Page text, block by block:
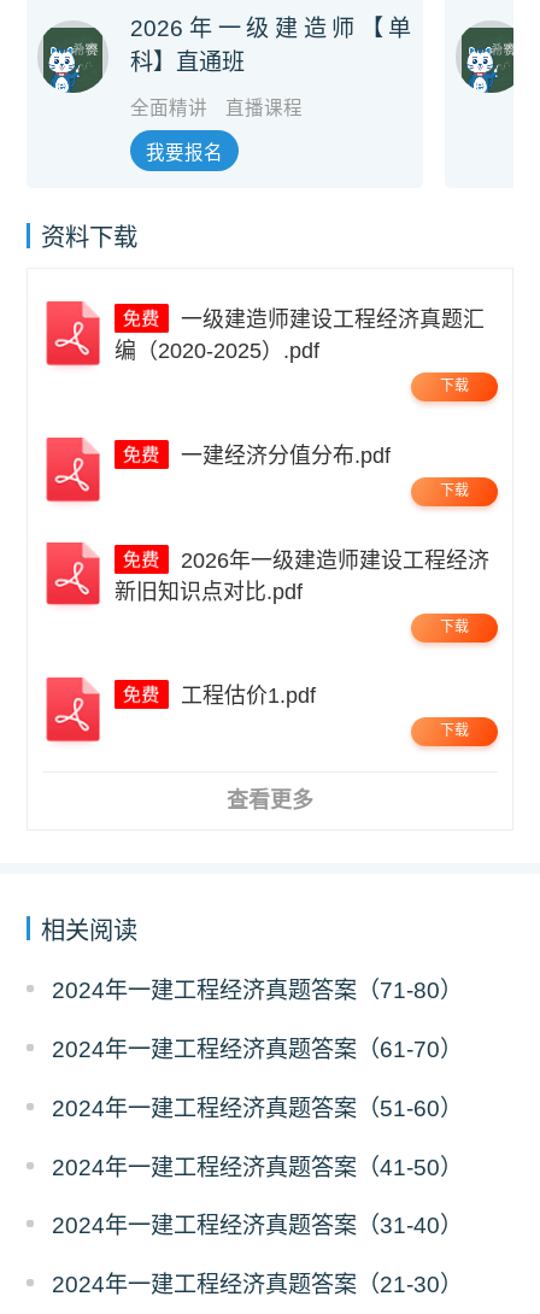
2026年一级建造师【单
科】直通班
全面精讲 直播课程
我要报名
资料下载
一级建造师建设工程经济真题汇
编（2020-2025）.pdf
下载
一建经济分值分布.pdf
下载
新旧知识点对比.pdf
下载
工程估价1.pdf
下载
查看更多
相关阅读
2024年一建工程经济真题答案（71-80）
2024年一建工程经济真题答案（61-70）
2024年一建工程经济真题答案（51-60）
2024年一建工程经济真题答案（41-50）
2024年一建工程经济真题答案（31-40）
2024年一建工程经济真题答案（21-30）